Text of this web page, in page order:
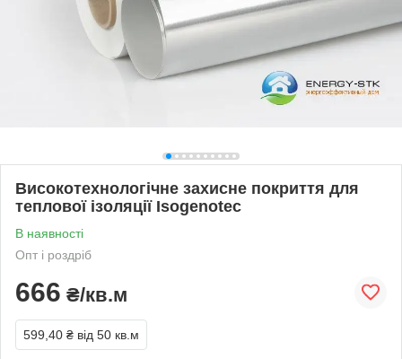
Високотехнологічне захисне покриття для
теплової ізоляції Isogenotec
В наявності
Опт і роздріб
666 ₴/кв.м
599,40 ₴ від 50 кв.м